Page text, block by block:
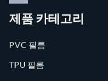
제품 카테고리
PVC 필름
TPU 필름